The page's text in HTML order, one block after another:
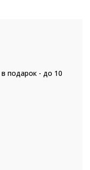
в подарок - до 10